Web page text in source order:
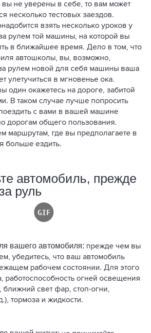
не уверены в себе, то вам может
несколько тестовых заездов.
взять несколько уроков у
рулем той машины, на которой вы
в ближайшее время. Дело в том, что
автошколы, вы, возможно,
рулем новой для себя машины ваша
улетучиться в мгновенье ока.
один окажетесь на дороге, забитой
В таком случае лучше попросить
поездить с вами в вашей машине
дорогам общего пользования.
маршрутам, где вы предполагаете в
больше ездить.
автомобиль, прежде
руль
вашего автомобиля: прежде чем вы
убедитесь, что ваш автомобиль
рабочем состоянии. Для этого
работоспособность огней освещения
ближний свет фар, стоп-огни,
тормоза и жидкости.